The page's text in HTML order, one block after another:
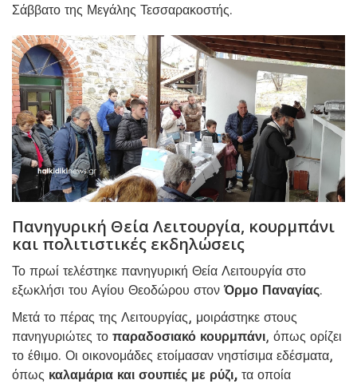
Σάββατο της Μεγάλης Τεσσαρακοστής.
Πανηγυρική Θεία Λειτουργία, κουρμπάνι
και πολιτιστικές εκδηλώσεις
Το πρωί τελέστηκε πανηγυρική Θεία Λειτουργία στο
εξωκλήσι του Αγίου Θεοδώρου στονΌρμο Παναγίας.
Μετά το πέρας της Λειτουργίας, μοιράστηκε στους
πανηγυριώτες το παραδοσιακό κουρμπάνι, όπως ορίζει
το έθιμο. Οι οικονομάδες ετοίμασαν νηστίσιμα εδέσματα,
όπως καλαμάρια και σουπιές με ρύζι, τα οποία